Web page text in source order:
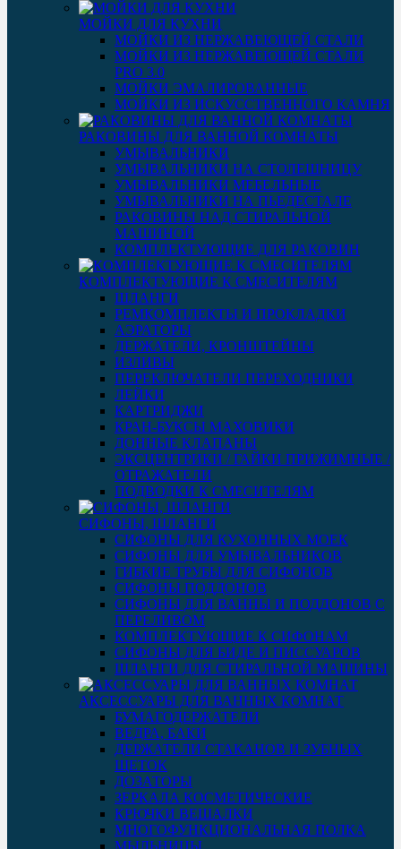
МОЙКИ ДЛЯ КУХНИ
МОЙКИ ИЗ НЕРЖАВЕЮЩЕЙ СТАЛИ
МОЙКИ ИЗ НЕРЖАВЕЮЩЕЙ СТАЛИ
PRO 3.0
МОЙКИ ЭМАЛИРОВАННЫЕ
МОЙКИ ИЗ ИСКУССТВЕННОГО КАМНЯ
РАКОВИНЫ ДЛЯ ВАННОЙ КОМНАТЫ
УМЫВАЛЬНИКИ
УМЫВАЛЬНИКИ НА СТОЛЕШНИЦУ
УМЫВАЛЬНИКИ МЕБЕЛЬНЫЕ
УМЫВАЛЬНИКИ НА ПЬЕДЕСТАЛЕ
РАКОВИНЫ НАД СТИРАЛЬНОЙ
МАШИНОЙ
КОМПЛЕКТУЮЩИЕ ДЛЯ РАКОВИН
КОМПЛЕКТУЮЩИЕ К СМЕСИТЕЛЯМ
ШЛАНГИ
РЕМКОМПЛЕКТЫ И ПРОКЛАДКИ
АЭРАТОРЫ
ДЕРЖАТЕЛИ, КРОНШТЕЙНЫ
ИЗЛИВЫ
ПЕРЕКЛЮЧАТЕЛИ ПЕРЕХОДНИКИ
ЛЕЙКИ
КАРТРИДЖИ
КРАН-БУКСЫ МАХОВИКИ
ДОННЫЕ КЛАПАНЫ
ЭКСЦЕНТРИКИ / ГАЙКИ ПРИЖИМНЫЕ /
ОТРАЖАТЕЛИ
ПОДВОДКИ К СМЕСИТЕЛЯМ
СИФОНЫ, ШЛАНГИ
СИФОНЫ ДЛЯ КУХОННЫХ МОЕК
СИФОНЫ ДЛЯ УМЫВАЛЬНИКОВ
ГИБКИЕ ТРУБЫ ДЛЯ СИФОНОВ
СИФОНЫ ПОДДОНОВ
СИФОНЫ ДЛЯ ВАННЫ И ПОДДОНОВ С
ПЕРЕЛИВОМ
КОМПЛЕКТУЮЩИЕ К СИФОНАМ
СИФОНЫ ДЛЯ БИДЕ И ПИССУАРОВ
ШЛАНГИ ДЛЯ СТИРАЛЬНОЙ МАШИНЫ
АКСЕССУАРЫ ДЛЯ ВАННЫХ КОМНАТ
БУМАГОДЕРЖАТЕЛИ
ВЕДРА, БАКИ
ДЕРЖАТЕЛИ СТАКАНОВ И ЗУБНЫХ
ЩЕТОК
ДОЗАТОРЫ
ЗЕРКАЛА КОСМЕТИЧЕСКИЕ
КРЮЧКИ ВЕШАЛКИ
МНОГОФУНКЦИОНАЛЬНАЯ ПОЛКА
МЫЛЬНИЦЫ